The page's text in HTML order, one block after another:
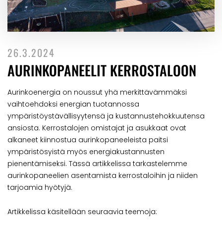
26.3.2024
AURINKOPANEELIT KERROSTALOON
Aurinkoenergia on noussut yhä merkittävämmäksi
vaihtoehdoksi energian tuotannossa
ympäristöystävällisyytensä ja kustannustehokkuutensa
ansiosta. Kerrostalojen omistajat ja asukkaat ovat
alkaneet kiinnostua aurinkopaneeleista paitsi
ympäristösyistä myös energiakustannusten
pienentämiseksi. Tässä artikkelissa tarkastelemme
aurinkopaneelien asentamista kerrostaloihin ja niiden
tarjoamia hyötyjä.
Artikkelissa käsitellään seuraavia teemoja: